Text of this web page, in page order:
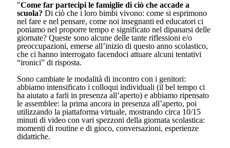
"Come far partecipi le famiglie di ciò che accade a
scuola? Di ciò che i loro bimbi vivono: come si esprimono
nel fare e nel pensare, come noi insegnanti ed educatori ci
poniamo nel proporre tempo e significato nel dipanarsi delle
giornate? Queste sono alcune delle tante riflessioni e/o
preoccupazioni, emerse all’inizio di questo anno scolastico,
che ci hanno interrogato facendoci attuare alcuni tentativi
“ironici” di risposta.
Sono cambiate le modalità di incontro con i genitori:
abbiamo intensificato i colloqui individuali (il bel tempo ci
ha aiutato a farli in presenza all’aperto) e abbiamo ripensato
le assemblee: la prima ancora in presenza all’aperto, poi
utilizzando la piattaforma virtuale, mostrando circa 10/15
minuti di video con vari spezzoni della giornata scolastica:
momenti di routine e di gioco, conversazioni, esperienze
didattiche.